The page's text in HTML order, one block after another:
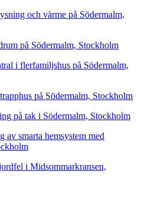
och värme på Södermalm,
på Södermalm, Stockholm
i flerfamiljshus på Södermalm,
på Södermalm, Stockholm
på tak i Södermalm, Stockholm
av smarta hemsystem med
i Midsommarkransen,